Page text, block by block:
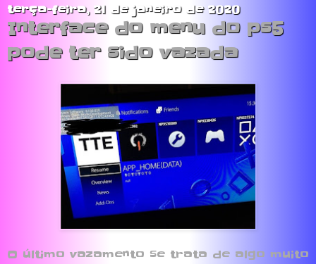
terça-feira, 21 de janeiro de 2020
Interface do menu do ps5
pode ter sido vazada
O último vazamento se trata de algo muito